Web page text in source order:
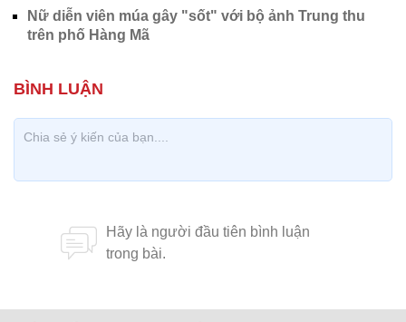
Nữ diễn viên múa gây "sốt" với bộ ảnh Trung thu
trên phố Hàng Mã